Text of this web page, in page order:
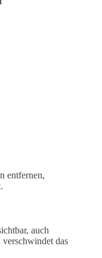
entfernen,
auch
das